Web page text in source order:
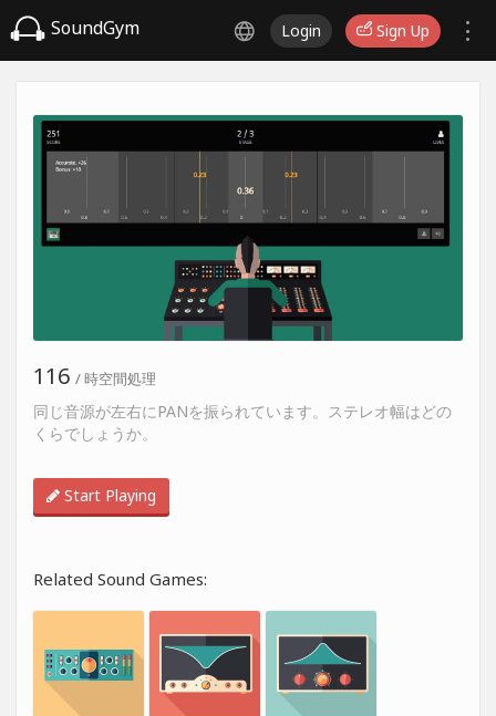
SoundGym Login Sign Up
116 / 時空間処理
同じ音源が左右にPANを振られています。ステレオ幅はどの
くらでしょうか。
Start Playing
Related Sound Games: